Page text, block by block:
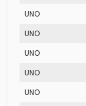
UNO
UNO
UNO
UNO
UNO